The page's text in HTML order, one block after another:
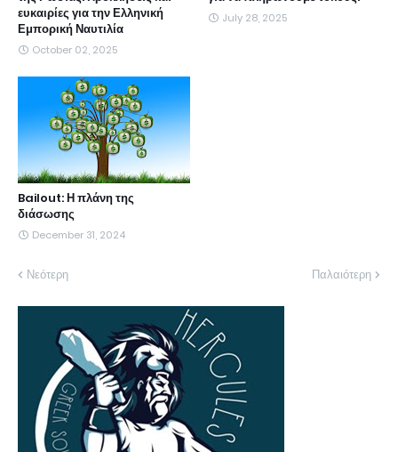
ευκαιρίες για την Ελληνική
Εμπορική Ναυτιλία
October 02, 2025
July 28, 2025
Bailout: Η πλάνη της
διάσωσης
December 31, 2024
Νεότερη Παλαιότερη